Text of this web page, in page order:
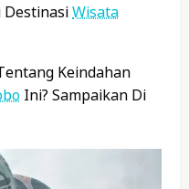
DestinasiWisata
Keindahan
Ini? Sampaikan Di